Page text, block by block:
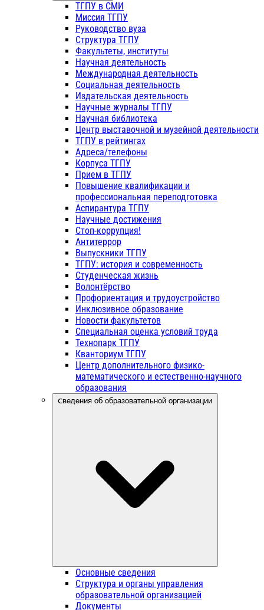
ТГПУ в СМИ
Миссия ТГПУ
Руководство вуза
Структура ТГПУ
Факультеты, институты
Научная деятельность
Международная деятельность
Социальная деятельность
Издательская деятельность
Научные журналы ТГПУ
Научная библиотека
Центр выставочной и музейной деятельности
ТГПУ в рейтингах
Адреса/телефоны
Корпуса ТГПУ
Прием в ТГПУ
Повышение квалификации и
профессиональная переподготовка
Аспирантура ТГПУ
Научные достижения
Стоп-коррупция!
Антитеррор
Выпускники ТГПУ
ТГПУ: история и современность
Студенческая жизнь
Волонтёрство
Профориентация и трудоустройство
Инклюзивное образование
Новости факультетов
Специальная оценка условий труда
Технопарк ТГПУ
Кванториум ТГПУ
Центр дополнительного физико-
математического и естественно-научного
образования
Сведения об образовательной организации
Основные сведения
Структура и органы управления
образовательной организацией
Документы